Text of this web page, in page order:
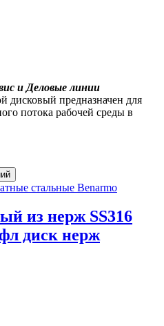
и Деловые линии
дисковый предназначен для
потока рабочей среды в
стальные Benarmo
из нерж SS316
диск нерж